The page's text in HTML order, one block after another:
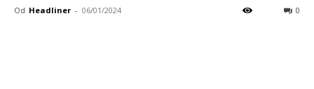
Od Headliner - 06/01/2024 0